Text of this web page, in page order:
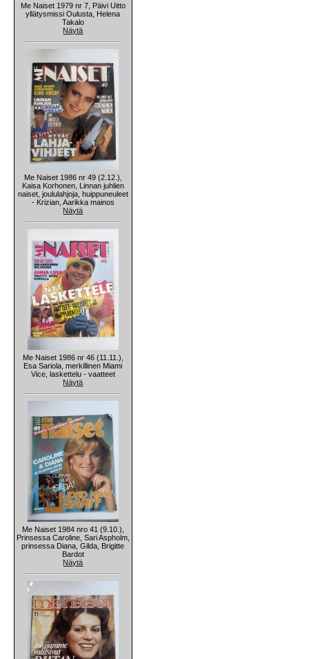
Me Naiset 1979 nr 7, Päivi Uitto
yllätysmissi Oulusta, Helena
Takalo
Näytä
Me Naiset 1986 nr 49 (2.12.),
Kaisa Korhonen, Linnan juhlien
naiset, joululahjoja, huippuneuleet
- Krizian, Aarikka mainos
Näytä
Me Naiset 1986 nr 46 (11.11.),
Esa Sariola, merkillinen Miami
Vice, laskettelu - vaatteet
Näytä
Me Naiset 1984 nro 41 (9.10.),
Prinsessa Caroline, Sari Aspholm,
prinsessa Diana, Gilda, Brigitte
Bardot
Näytä